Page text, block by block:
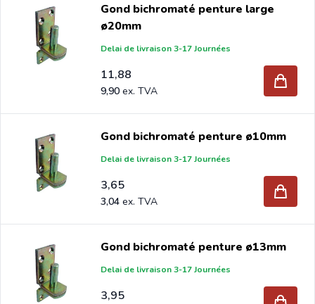
Gond bichromaté penture large
ø20mm
Delai de livraison 3-17 Journées
11,88
9,90
Gond bichromaté penture ø10mm
Delai de livraison 3-17 Journées
3,65
3,04
Gond bichromaté penture ø13mm
Delai de livraison 3-17 Journées
3,95